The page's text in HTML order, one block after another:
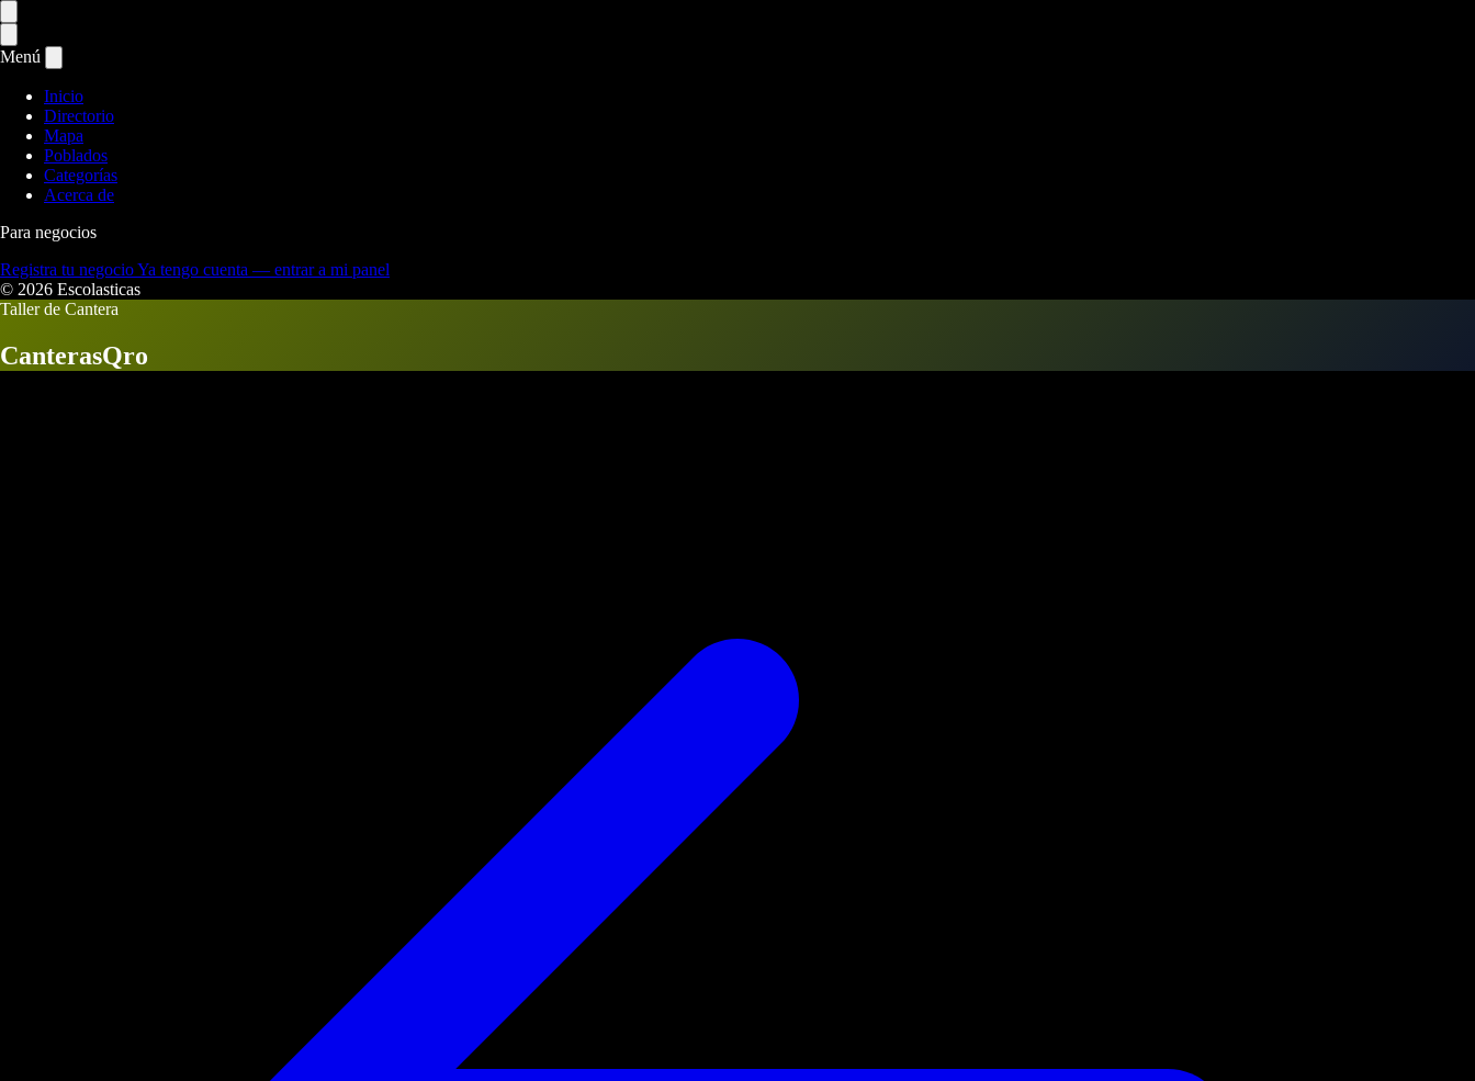
Menú
Inicio
Directorio
Mapa
Poblados
Categorías
Acerca de
Para negocios
Registra tu negocioYa tengo cuenta — entrar a mi panel
© 2026 Escolasticas
Taller de Cantera
CanterasQro